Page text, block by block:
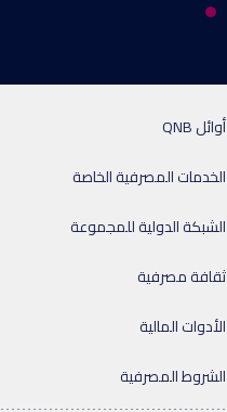
أوائل QNB
الخدمات المصرفية الخاصة
الشبكة الدولية للمجموعة
ثقافة مصرفية
الأدوات المالية
الشروط المصرفية